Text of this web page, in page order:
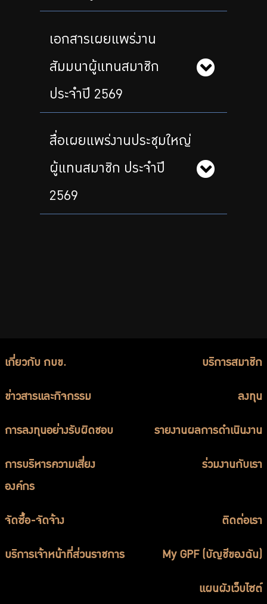
เอกสารเผยแพร่งาน
สัมมนาผู้แทนสมาชิก
ประจำปี 2569
สื่อเผยแพร่งานประชุมใหญ่
ผู้แทนสมาชิก ประจำปี
2569
เกี่ยวกับ กบข. บริการสมาชิก
ข่าวสารและกิจกรรม ลงทุน
การลงทุนอย่างรับผิดชอบ รายงานผลการดำเนินงาน
การบริหารความเสี่ยง
องค์กร
ร่วมงานกับเรา
จัดซื้อ-จัดจ้าง ติดต่อเรา
บริการเจ้าหน้าที่ส่วนราชการ My GPF (บัญชีของฉัน)
แผนผังเว็บไซต์